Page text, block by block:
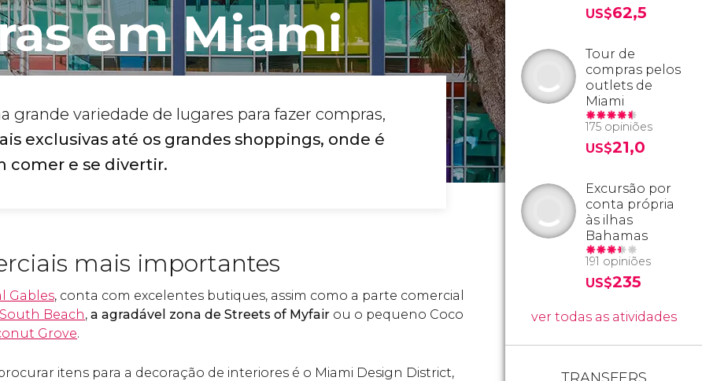
em Miami
grande variedade de lugares para fazer compras,
exclusivas até os grandes shoppings, onde é
comer e se divertir.
mais importantes
Gables, conta com excelentes butiques, assim como a parte comercial
South Beach, a agradável zona de Streets of Myfair ou o pequeno Coco
Grove.
itens para a decoração de interiores é o Miami Design District,
US$62,5
Tour de
compras pelos
outlets de
Miami
175 opiniões
US$21,0
Excursão por
conta própria
às ilhas
Bahamas
191 opiniões
US$235
ver todas as atividades